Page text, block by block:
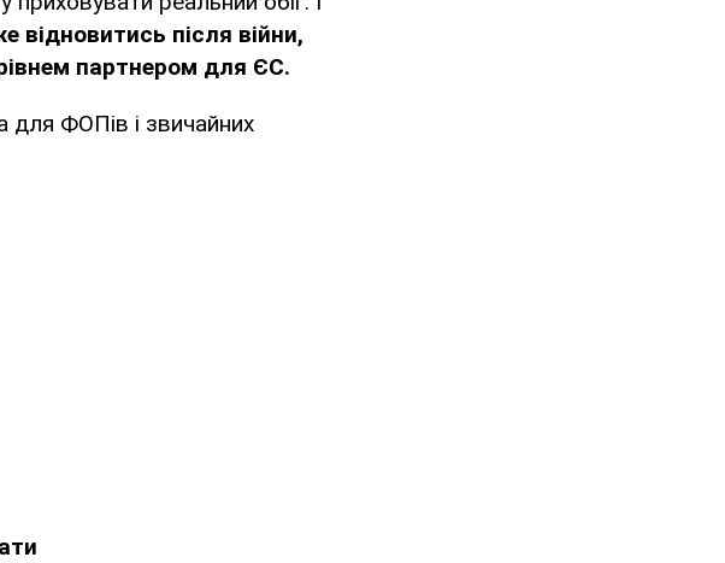
відновитись після війни,
партнером для ЄС.
для ФОПів і звичайних